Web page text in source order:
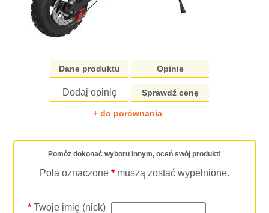
Dane produktu Opinie
Dodaj opinię Sprawdź cenę
+ do porównania
Pomóż dokonać wyboru innym, oceń swój produkt!
Pola oznaczone * muszą zostać wypełnione.
*Twoje imię (nick)